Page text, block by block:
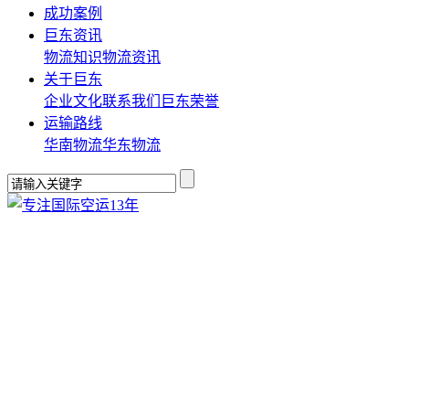
成功案例
巨东资讯
物流知识物流资讯
关于巨东
企业文化联系我们 巨东荣誉
运输路线
华南物流华东物流